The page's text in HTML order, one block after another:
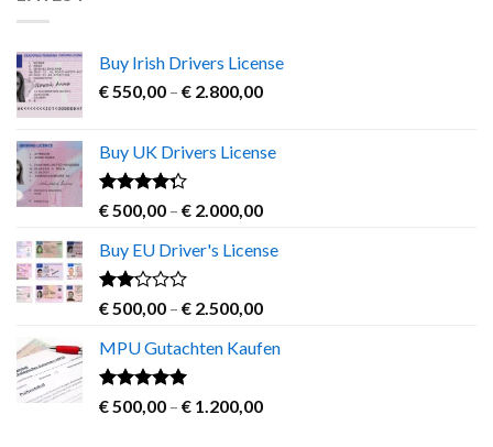
Buy Irish Drivers License
€ 550,00 – € 2.800,00Price
through
Buy UK Drivers License
Rated
out
of 5
€ 500,00 – € 2.000,00Price
€ 500,00
€ 2.000,00
Buy EU Driver's License
Rated
out
of 5
€ 500,00 – € 2.500,00Price
€ 500,00
€ 2.500,00
MPU Gutachten Kaufen
Rated5.00
out of 5
€ 500,00 – € 1.200,00Price